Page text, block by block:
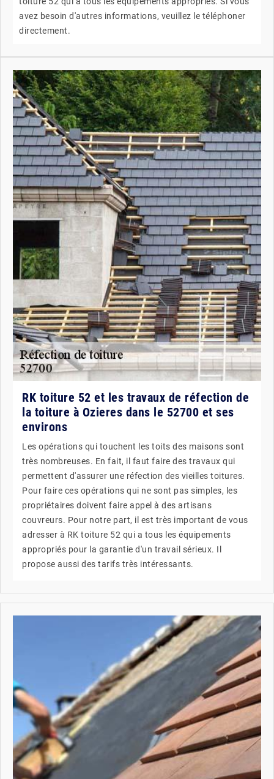
avez besoin d'autres informations, veuillez le téléphoner
directement.
RK toiture 52 et les travaux de réfection de
la toiture à Ozieres dans le 52700 et ses
environs
Les opérations qui touchent les toits des maisons sont
très nombreuses. En fait, il faut faire des travaux qui
permettent d'assurer une réfection des vieilles toitures.
Pour faire ces opérations qui ne sont pas simples, les
propriétaires doivent faire appel à des artisans
couvreurs. Pour notre part, il est très important de vous
adresser à RK toiture 52 qui a tous les équipements
appropriés pour la garantie d'un travail sérieux. Il
propose aussi des tarifs très intéressants.